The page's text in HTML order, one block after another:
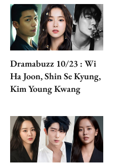
Dramabuzz 10/23 : Wi
Ha Joon, Shin Se Kyung,
Kim Young Kwang